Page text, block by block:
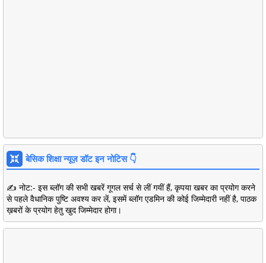
बेसिक शिक्षा न्यूज़ डॉट इन नोटिस 👇
✍️ नोट:- इस ब्लॉग की सभी खबरें गूगल सर्च से लीं गयीं हैं, कृपया खबर का प्रयोग करने
से पहले वैधानिक पुष्टि अवश्य कर लें, इसमें ब्लॉग एडमिन की कोई जिम्मेदारी नहीं है, पाठक
ख़बरों के प्रयोग हेतु खुद जिम्मेदार होगा।